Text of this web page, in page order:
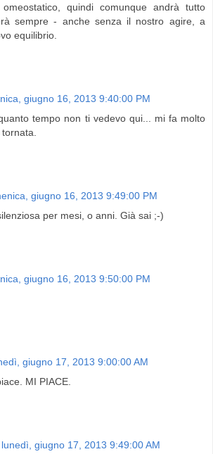
quindi comunque andrà tutto
sempre - anche senza il nostro agire, a
equilibrio.
giugno 16, 2013 9:40:00 PM
tempo non ti vedevo qui... mi fa molto
giugno 16, 2013 9:49:00 PM
per mesi, o anni. Già sai ;-)
giugno 16, 2013 9:50:00 PM
giugno 17, 2013 9:00:00 AM
MI PIACE.
lunedì, giugno 17, 2013 9:49:00 AM